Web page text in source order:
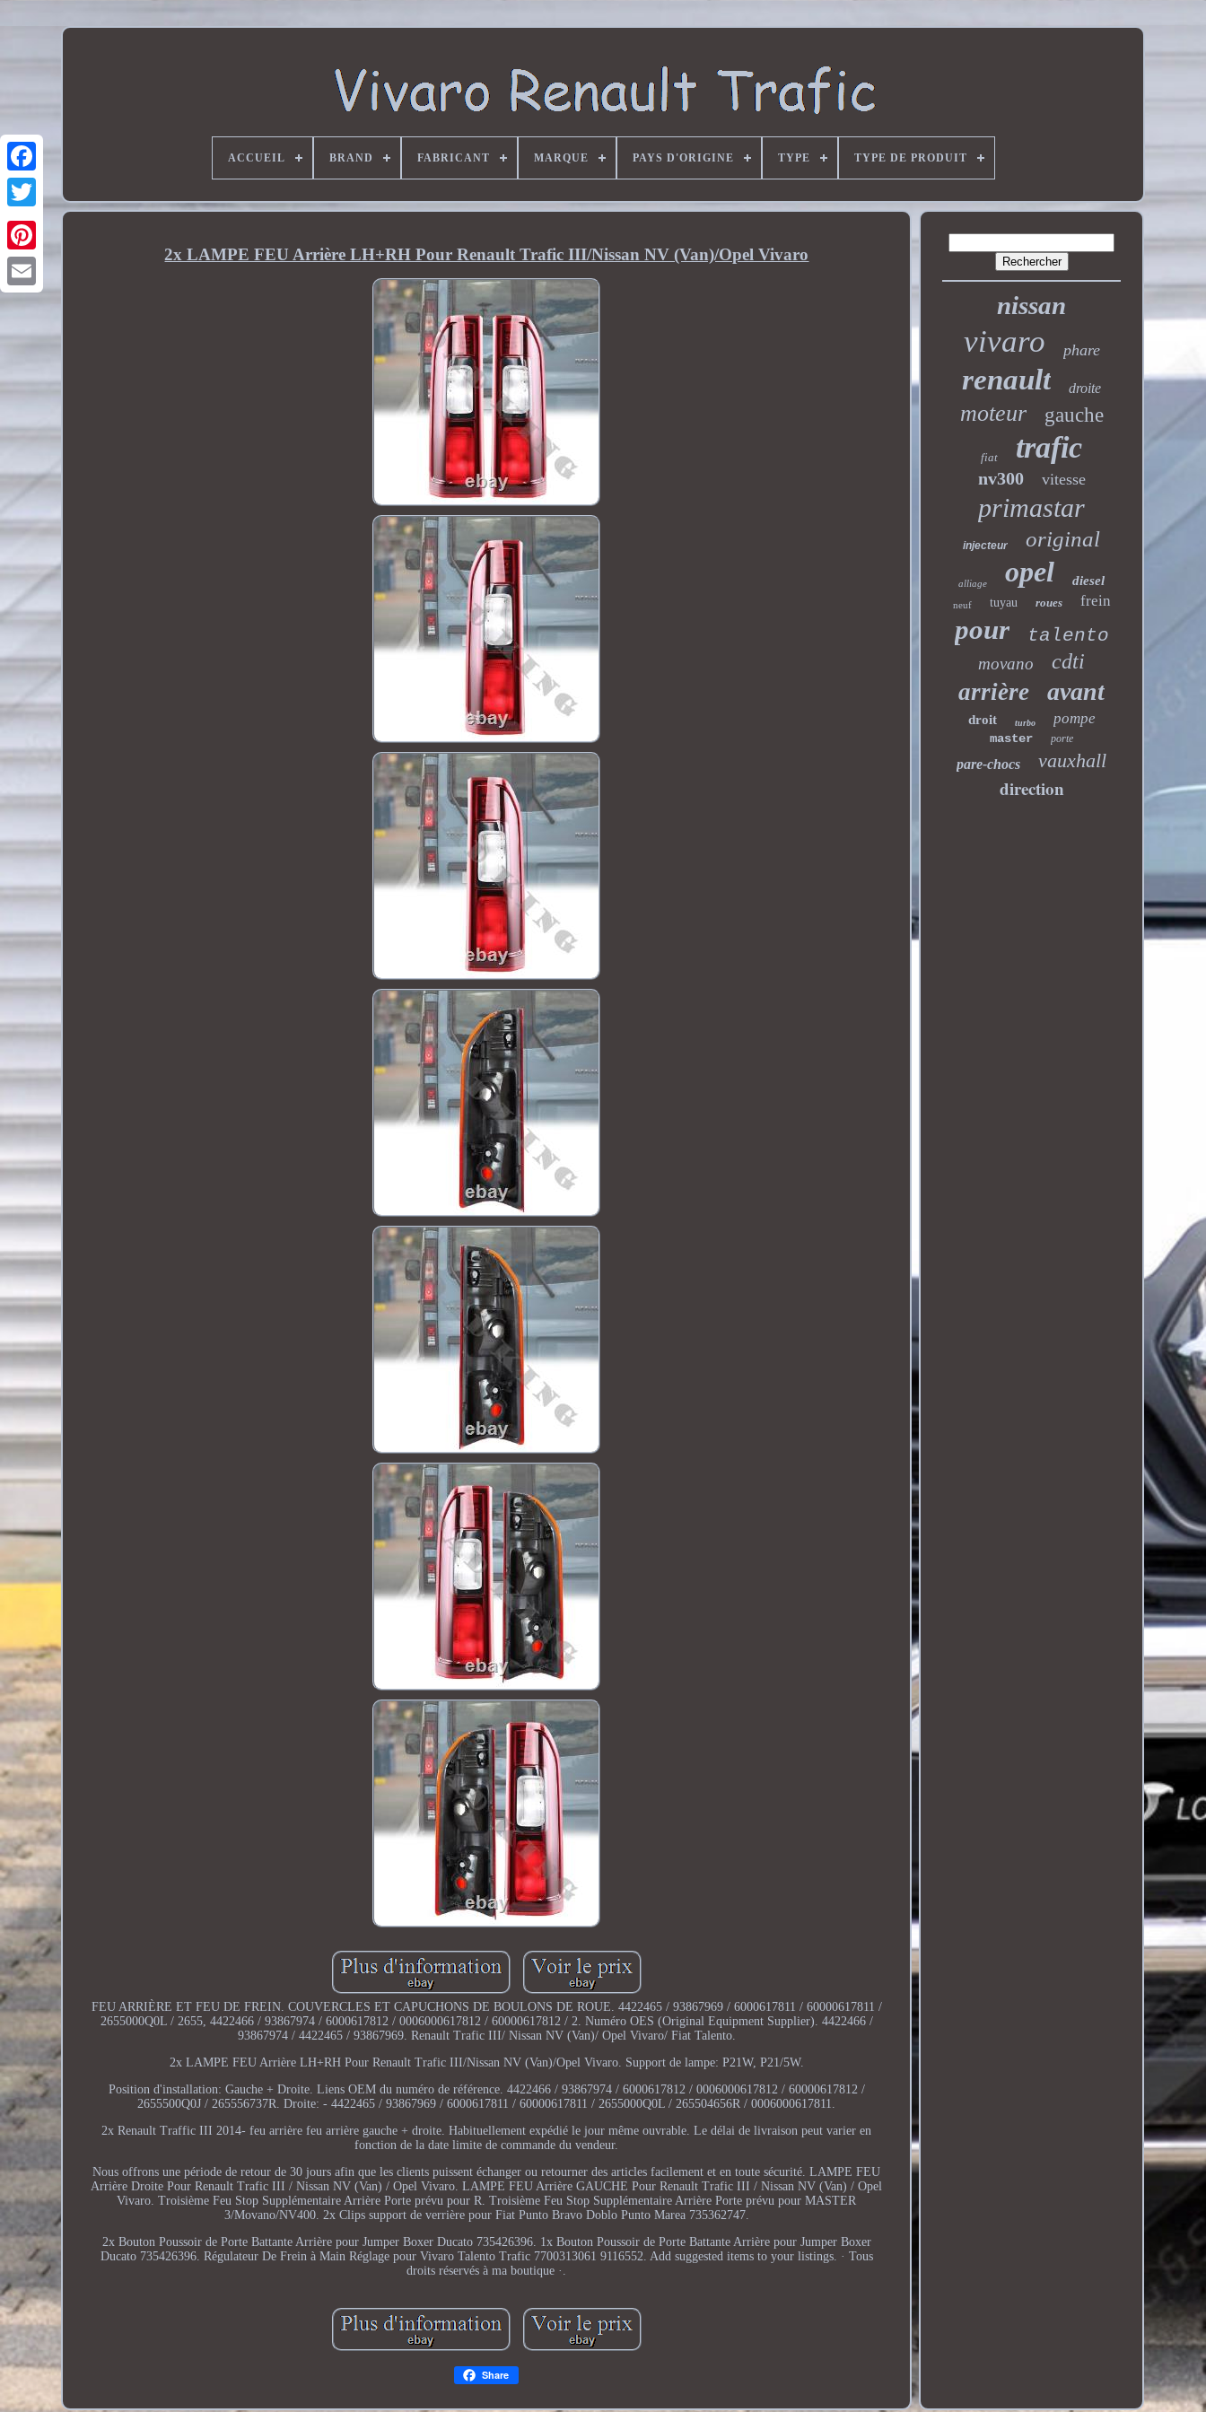
ACCUEIL BRAND FABRICANT MARQUE PAYS D'ORIGINE TYPE TYPE DE PRODUIT
2x LAMPE FEU Arrière LH+RH Pour Renault Trafic III/Nissan NV (Van)/Opel Vivaro
FEU ARRIÈRE ET FEU DE FREIN. COUVERCLES ET CAPUCHONS DE BOULONS DE ROUE. 4422465 / 93867969 / 6000617811 / 60000617811 /
2655000Q0L / 2655, 4422466 / 93867974 / 6000617812 / 0006000617812 / 60000617812 / 2. Numéro OES (Original Equipment Supplier). 4422466 /
93867974 / 4422465 / 93867969. Renault Trafic III/ Nissan NV (Van)/ Opel Vivaro/ Fiat Talento.
2x LAMPE FEU Arrière LH+RH Pour Renault Trafic III/Nissan NV (Van)/Opel Vivaro. Support de lampe: P21W, P21/5W.
Position d'installation: Gauche + Droite. Liens OEM du numéro de référence. 4422466 / 93867974 / 6000617812 / 0006000617812 / 60000617812 /
2655500Q0J / 265556737R. Droite: - 4422465 / 93867969 / 6000617811 / 60000617811 / 2655000Q0L / 265504656R / 0006000617811.
2x Renault Traffic III 2014- feu arrière feu arrière gauche + droite. Habituellement expédié le jour même ouvrable. Le délai de livraison peut varier en
fonction de la date limite de commande du vendeur.
Nous offrons une période de retour de 30 jours afin que les clients puissent échanger ou retourner des articles facilement et en toute sécurité. LAMPE FEU
Arrière Droite Pour Renault Trafic III / Nissan NV (Van) / Opel Vivaro. LAMPE FEU Arrière GAUCHE Pour Renault Trafic III / Nissan NV (Van) / Opel
Vivaro. Troisième Feu Stop Supplémentaire Arrière Porte prévu pour R. Troisième Feu Stop Supplémentaire Arrière Porte prévu pour MASTER
3/Movano/NV400. 2x Clips support de verrière pour Fiat Punto Bravo Doblo Punto Marea 735362747.
2x Bouton Poussoir de Porte Battante Arrière pour Jumper Boxer Ducato 735426396. 1x Bouton Poussoir de Porte Battante Arrière pour Jumper Boxer
Ducato 735426396. Régulateur De Frein à Main Réglage pour Vivaro Talento Trafic 7700313061 9116552. Add suggested items to your listings. · Tous
droits réservés à ma boutique ·.
Share
nissan
vivaro phare
renault droite
moteur gauche
fiat trafic
nv300 vitesse
primastar
injecteur original
alliage opel diesel
neuf tuyau roues frein
pour talento
movano cdti
arrière avant
droit turbo pompe
master porte
pare-chocs vauxhall
direction